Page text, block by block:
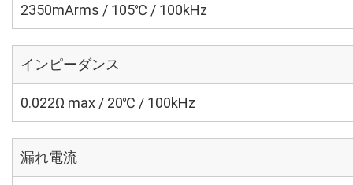
2350mArms / 105℃ / 100kHz
インピーダンス
0.022Ω max / 20℃ / 100kHz
漏れ電流